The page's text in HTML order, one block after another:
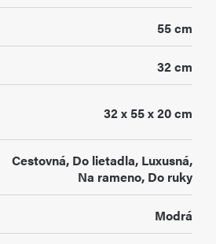
55 cm
32 cm
32 x 55 x 20 cm
Cestovná, Do lietadla, Luxusná,
Na rameno, Do ruky
Modrá